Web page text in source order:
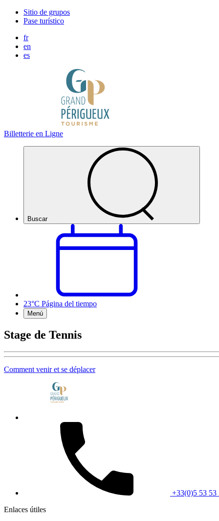
Sitio de grupos
Pase turístico
fr
en
es
Billetterie en Ligne
Buscar
23°C Página del tiempo
Menú
Stage de Tennis
Comment venir et se déplacer
+33(0)5 53 53
Enlaces útiles